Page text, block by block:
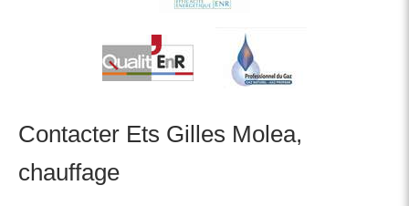
Contacter Ets Gilles Molea,
chauffage